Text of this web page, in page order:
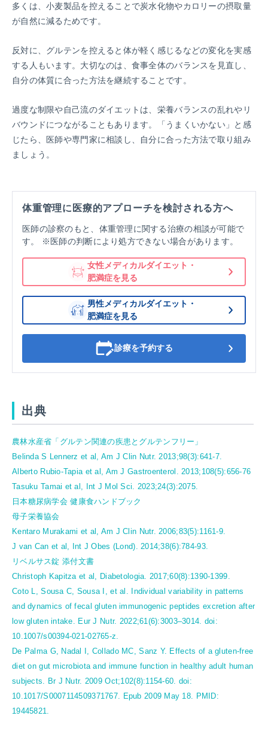
多くは、小麦製品を控えることで炭水化物やカロリーの摂取量
が自然に減るためです。
反対に、グルテンを控えると体が軽く感じるなどの変化を実感
する人もいます。大切なのは、食事全体のバランスを見直し、
自分の体質に合った方法を継続することです。
過度な制限や自己流のダイエットは、栄養バランスの乱れやリ
バウンドにつながることもあります。「うまくいかない」と感
じたら、医師や専門家に相談し、自分に合った方法で取り組み
ましょう。
体重管理に医療的アプローチを検討される方へ
医師の診察のもと、体重管理に関する治療の相談が可能で
す。 ※医師の判断により処方できない場合があります。
女性メディカルダイエット・
肥満症を見る
男性メディカルダイエット・
肥満症を見る
診療を予約する
出典
農林水産省「グルテン関連の疾患とグルテンフリー」
Belinda S Lennerz et al, Am J Clin Nutr. 2013;98(3):641-7.
Alberto Rubio-Tapia et al, Am J Gastroenterol. 2013;108(5):656-76
Tasuku Tamai et al, Int J Mol Sci. 2023;24(3):2075.
日本糖尿病学会 健康食ハンドブック
母子栄養協会
Kentaro Murakami et al, Am J Clin Nutr. 2006;83(5):1161-9.
J van Can et al, Int J Obes (Lond). 2014;38(6):784-93.
リベルサス錠 添付文書
Christoph Kapitza et al, Diabetologia. 2017;60(8):1390-1399.
Coto L, Sousa C, Sousa I, et al. Individual variability in patterns
and dynamics of fecal gluten immunogenic peptides excretion after
low gluten intake. Eur J Nutr. 2022;61(6):3003–3014. doi:
10.1007/s00394-021-02765-z.
De Palma G, Nadal I, Collado MC, Sanz Y. Effects of a gluten-free
diet on gut microbiota and immune function in healthy adult human
subjects. Br J Nutr. 2009 Oct;102(8):1154-60. doi:
10.1017/S0007114509371767. Epub 2009 May 18. PMID:
19445821.